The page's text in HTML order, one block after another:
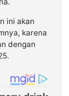
ini akan
karena
dengan